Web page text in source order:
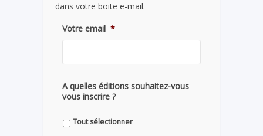
dans votre boite e-mail.
Votre email *
A quelles éditions souhaitez-vous
vous inscrire ?
Tout sélectionner